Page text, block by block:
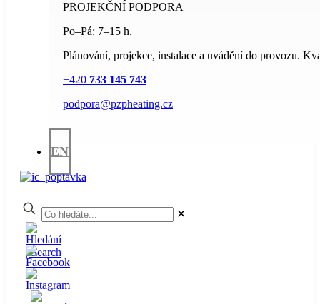
PROJEKČNÍ PODPORA
Po–Pá: 7–15 h.
Plánování, projekce, instalace a uvádění do provozu.
+420 733 145 743
podpora@pzpheating.cz
EN
✕